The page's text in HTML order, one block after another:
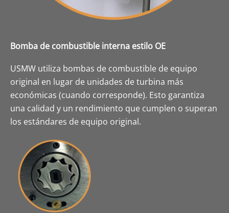
Bomba de combustible interna estilo OE
USMW utiliza bombas de combustible de equipo
original en lugar de unidades de turbina más
económicas (cuando corresponde). Esto garantiza
una calidad y un rendimiento que cumplen o superan
los estándares de equipo original.